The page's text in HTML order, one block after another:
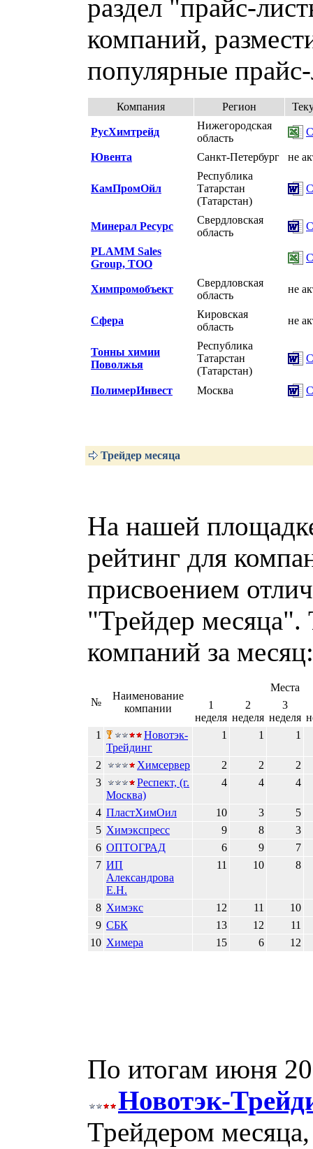
раздел "прайс-
компаний,
популярные
Компания Регион
РусХимтрейд
Нижегородская
область
Ювента Санкт-Петербург не
КамПромОйл
Республика
Татарстан
(Татарстан)
Минерал Ресурс
Свердловская
область
PLAMM Sales
Group, ТОО
Химпромобъект
Свердловская
область
не
Сфера
Кировская
область
не
Тонны химии
Поволжья
Республика
Татарстан
(Татарстан)
ПолимерИнвест Москва
Трейдер месяца
На нашей
рейтинг для
присвоением
"Трейдер месяца".
компаний за месяц:
№
Наименование
компании
Места
1
неделя
2
неделя
3
неделя
1
Новотэк-
Трейдинг
1 1 1
2 Химсервер 2 2
2
3
Респект, (г.
Москва)
4 4 4
4 ПластХимОил 10 3
5
5 Химэкспресс 9 8
3
6 ОПТОГРАД 6 9
7
7 ИП
Александрова
Е.Н.
11 10 8
8 Химэкс 12 11
10
9 СБК 13 12
11
10 Химера 15 6 12
По итогам июня
Новотэк-
Трейдером месяца,